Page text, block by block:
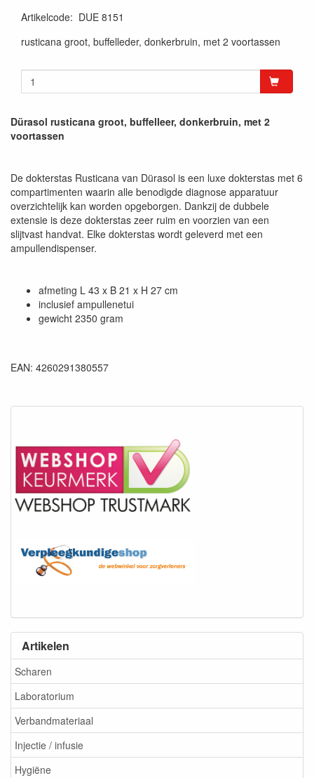
Artikelen
Scharen
Laboratorium
Verbandmateriaal
Injectie / infusie
Hygiëne
Artikelcode: DUE 8151
rusticana groot, buffelleder, donkerbruin, met 2 voortassen
Dürasol rusticana groot, buffelleer, donkerbruin, met 2
voortassen
De dokterstas Rusticana van Dürasol is een luxe dokterstas met 6
compartimenten waarin alle benodigde diagnose apparatuur
overzichtelijk kan worden opgeborgen. Dankzij de dubbele
extensie is deze dokterstas zeer ruim en voorzien van een
slijtvast handvat. Elke dokterstas wordt geleverd met een
ampullendispenser.
afmeting L 43 x B 21 x H 27 cm
inclusief ampullenetui
gewicht 2350 gram
EAN: 4260291380557